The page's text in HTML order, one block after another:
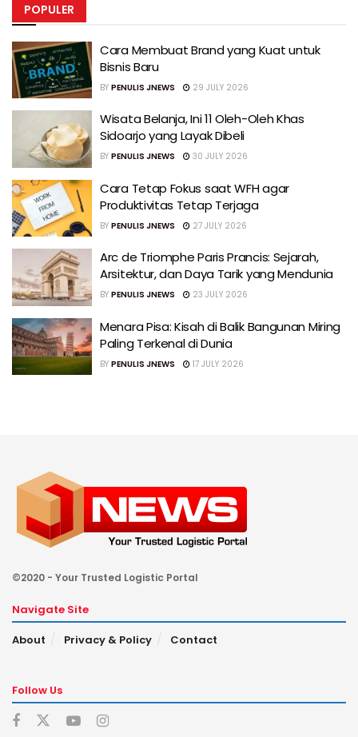
POPULER
Cara Membuat Brand yang Kuat untuk
Bisnis Baru
BY PENULIS JNEWS 29 JULY 2026
Wisata Belanja, Ini 11 Oleh-Oleh Khas
Sidoarjo yang Layak Dibeli
BY PENULIS JNEWS 30 JULY 2026
Cara Tetap Fokus saat WFH agar
Produktivitas Tetap Terjaga
BY PENULIS JNEWS 27 JULY 2026
Arc de Triomphe Paris Prancis: Sejarah,
Arsitektur, dan Daya Tarik yang Mendunia
BY PENULIS JNEWS 23 JULY 2026
Menara Pisa: Kisah di Balik Bangunan Miring
Paling Terkenal di Dunia
BY PENULIS JNEWS 17 JULY 2026
©2020 - Your Trusted Logistic Portal
Navigate Site
About
Privacy & Policy Contact
Follow Us